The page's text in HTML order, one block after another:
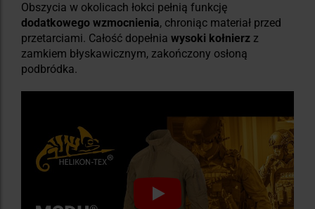
Obszycia w okolicach łokci pełnią funkcję
dodatkowego wzmocnienia, chroniąc materiał przed
przetarciami. Całość dopełnia wysoki kołnierz z
zamkiem błyskawicznym, zakończony osłoną
podbródka.